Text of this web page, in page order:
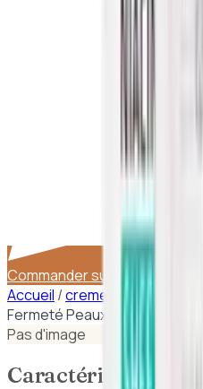
Commander sur WhatsApp
Accueil /cremes hydratantes
Fermeté Peaux Sèches 50ml
Pas d'image
Caractéristiques